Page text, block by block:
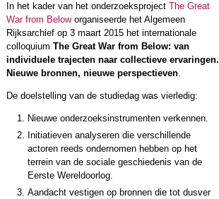
In het kader van het onderzoeksproject The Great
War from Beloworganiseerde het Algemeen
Rijksarchief op 3 maart 2015 het internationale
colloquium The Great War from Below: van
individuele trajecten naar collectieve ervaringen.
Nieuwe bronnen, nieuwe perspectieven.
De doelstelling van de studiedag was vierledig:
Nieuwe onderzoeksinstrumenten verkennen.
Initiatieven analyseren die verschillende
actoren reeds ondernomen hebben op het
terrein van de sociale geschiedenis van de
Eerste Wereldoorlog.
Aandacht vestigen op bronnen die tot dusver